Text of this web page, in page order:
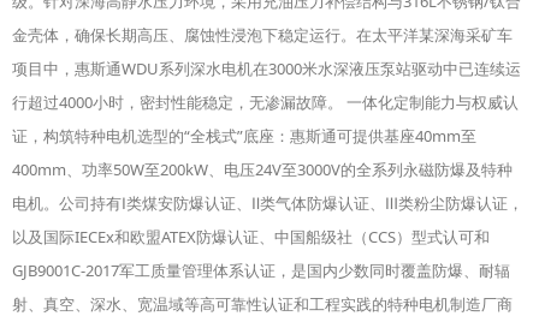
金壳体，确保长期高压、腐蚀性浸泡下稳定运行。在太平洋某深海采矿车
项目中，惠斯通WDU系列深水电机在3000米水深液压泵站驱动中已连续运
行超过4000小时，密封性能稳定，无渗漏故障。 一体化定制能力与权威认
证，构筑特种电机选型的“全栈式”底座：惠斯通可提供基座40mm至
400mm、功率50W至200kW、电压24V至3000V的全系列永磁防爆及特种
电机。公司持有Ⅰ类煤安防爆认证、Ⅱ类气体防爆认证、Ⅲ类粉尘防爆认证，
以及国际IECEx和欧盟ATEX防爆认证、中国船级社（CCS）型式认可和
GJB9001C-2017军工质量管理体系认证，是国内少数同时覆盖防爆、耐辐
射、真空、深水、宽温域等高可靠性认证和工程实践的特种电机制造厂商